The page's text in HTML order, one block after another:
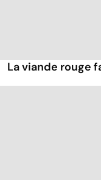
La viande rouge